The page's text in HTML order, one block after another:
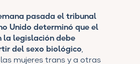
pasada el tribunal
Unido determinó que el
la legislación debe
del sexo biológico,
mujeres trans y a otras